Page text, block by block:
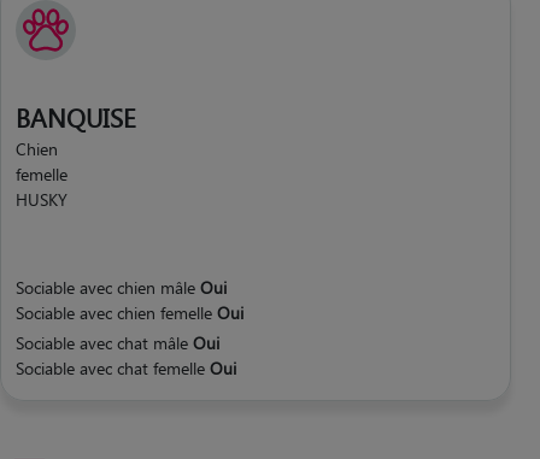
BANQUISE
Chien
femelle
HUSKY
Sociable avec chien mâle Oui
Sociable avec chien femelle Oui
Sociable avec chat mâle Oui
Sociable avec chat femelle Oui